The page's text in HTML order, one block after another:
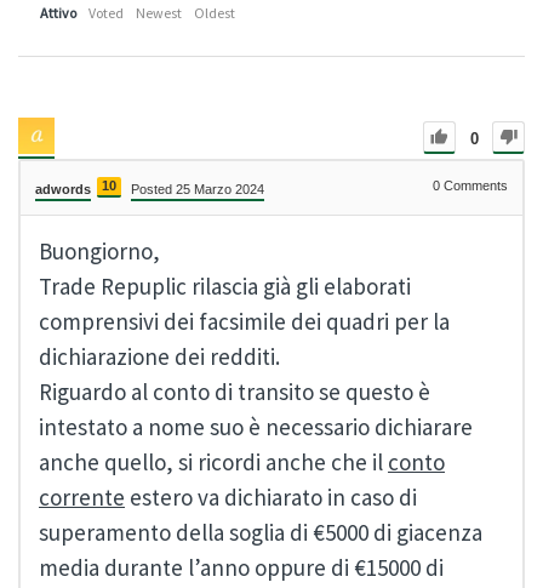
Attivo Voted Newest Oldest
0
adwords 10 Posted 25 Marzo 2024 0 Comments
Buongiorno,
Trade Repuplic rilascia già gli elaborati
comprensivi dei facsimile dei quadri per la
dichiarazione dei redditi.
Riguardo al conto di transito se questo è
intestato a nome suo è necessario dichiarare
anche quello, si ricordi anche che il conto
corrente estero va dichiarato in caso di
superamento della soglia di €5000 di giacenza
media durante l’anno oppure di €15000 di